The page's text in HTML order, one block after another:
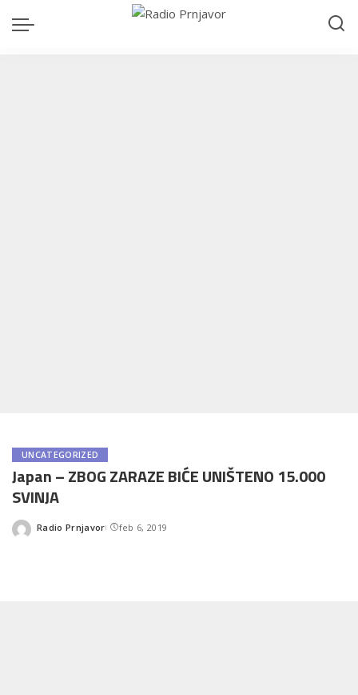
UNCATEGORIZED
Japan – ZBOG ZARAZE BIĆE UNIŠTENO 15.000
SVINJA
Posted
Radio Prnjavor feb 6, 2019